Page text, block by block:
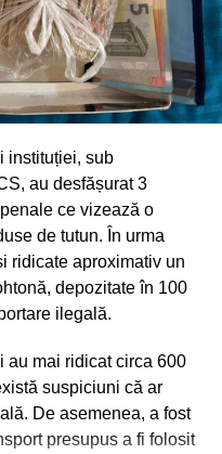
instituției, sub
au desfășurat 3
ce vizează o
de tutun. În urma
ridicate aproximativ un
depozitate în 100
ilegală.
au mai ridicat circa 600
suspiciuni că ar
De asemenea, a fost
presupus a fi folosit